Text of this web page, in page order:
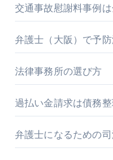
交通事故慰謝料事例
弁護士（大阪）で予
法律事務所の選び方
過払い金請求は債務
弁護士になるための